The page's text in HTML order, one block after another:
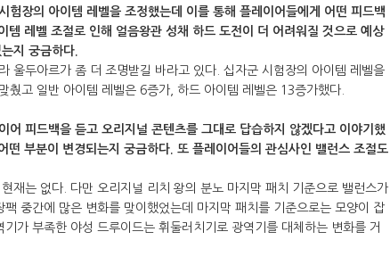
험장의 아이템 레벨을 조정했는데 이를 통해 플레이어들에게 어떤 피드백
템 레벨 조절로 인해 얼음왕관 성채 하드 도전이 더 어려워질 것으로 예상
지 궁금하다.
울두아르가 좀 더 조명받길 바라고 있다. 십자군 시험장의 아이템 레벨을
췄고 일반 아이템 레벨은 6증가, 하드 아이템 레벨은 13증가했다.
어 피드백을 듣고 오리지널 콘텐츠를 그대로 답습하지 않겠다고 이야기했
떤 부분이 변경되는지 궁금하다. 또 플레이어들의 관심사인 밸런스 조절도
재는 없다. 다만 오리지널 리치 왕의 분노 마지막 패치 기준으로 밸런스가
중간에 많은 변화를 맞이했었는데 마지막 패치를 기준으로는 모양이 잡
가 부족한 야성 드루이드는 휘둘러치기로 광역기를 대체하는 변화를 거